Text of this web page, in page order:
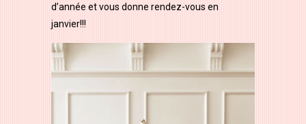
d’année et vous donne rendez-vous en
janvier!!!